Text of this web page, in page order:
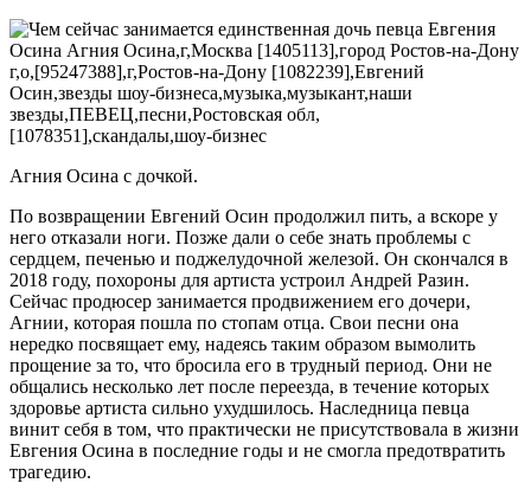
Агния Осина с дочкой.
По возвращении Евгений Осин продолжил пить, а вскоре у
него отказали ноги. Позже дали о себе знать проблемы с
сердцем, печенью и поджелудочной железой. Он скончался в
2018 году, похороны для артиста устроил Андрей Разин.
Сейчас продюсер занимается продвижением его дочери,
Агнии, которая пошла по стопам отца. Свои песни она
нередко посвящает ему, надеясь таким образом вымолить
прощение за то, что бросила его в трудный период. Они не
общались несколько лет после переезда, в течение которых
здоровье артиста сильно ухудшилось. Наследница певца
винит себя в том, что практически не присутствовала в жизни
Евгения Осина в последние годы и не смогла предотвратить
трагедию.